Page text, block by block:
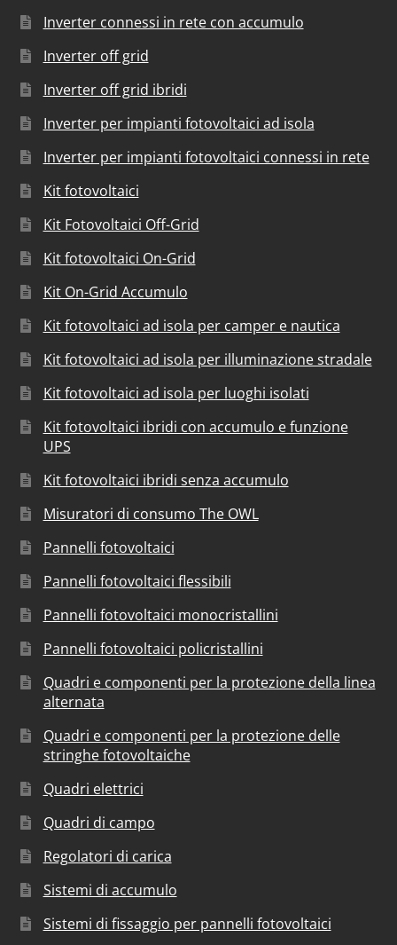
Inverter connessi in rete con accumulo
Inverter off grid
Inverter off grid ibridi
Inverter per impianti fotovoltaici ad isola
Inverter per impianti fotovoltaici connessi in rete
Kit fotovoltaici
Kit Fotovoltaici Off-Grid
Kit fotovoltaici On-Grid
Kit On-Grid Accumulo
Kit fotovoltaici ad isola per camper e nautica
Kit fotovoltaici ad isola per illuminazione stradale
Kit fotovoltaici ad isola per luoghi isolati
Kit fotovoltaici ibridi con accumulo e funzione
UPS
Kit fotovoltaici ibridi senza accumulo
Misuratori di consumo The OWL
Pannelli fotovoltaici
Pannelli fotovoltaici flessibili
Pannelli fotovoltaici monocristallini
Pannelli fotovoltaici policristallini
Quadri e componenti per la protezione della linea
alternata
Quadri e componenti per la protezione delle
stringhe fotovoltaiche
Quadri elettrici
Quadri di campo
Regolatori di carica
Sistemi di accumulo
Sistemi di fissaggio per pannelli fotovoltaici